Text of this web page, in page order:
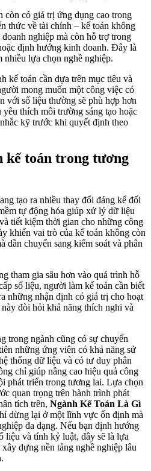
còn có giá trị ứng dụng cao trong
thức về tài chính – kế toán không
nghiệp mà còn hỗ trợ trong
định hướng kinh doanh. Đây là
lựa chọn nghề nghiệp.
kế toán cần dựa trên mục tiêu và
mong muốn một công việc có
với số liệu thường sẽ phù hợp hơn
thích môi trường sáng tạo hoặc
kỹ trước khi quyết định theo
kế toán trong tương
tạo ra nhiều thay đổi đáng kể đối
tự động hóa giúp xử lý dữ liệu
tiết kiệm thời gian cho những công
khiến vai trò của kế toán không còn
dần chuyển sang kiểm soát và phân
tham gia sâu hơn vào quá trình hỗ
số liệu, người làm kế toán cần biết
những nhận định có giá trị cho hoạt
đòi hỏi khả năng thích nghi và
trong ngành cũng có sự chuyển
những ứng viên có khả năng sử
thống dữ liệu và có tư duy phân
chỉ giúp nâng cao hiệu quả công
phát triển trong tương lai. Lựa chọn
quan trọng trên hành trình phát
tích trên, Ngành Kế Toán Là Gì
dừng lại ở một lĩnh vực ổn định mà
đa dạng. Nếu bạn định hướng
liệu và tính kỷ luật, đây sẽ là lựa
dựng nền tảng nghề nghiệp lâu